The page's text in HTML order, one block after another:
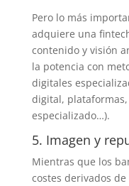
Pero lo más
adquiere una
contenido y visión
la potencia con
digitales
digital,
especializado…).
5. Imagen y
Mientras que los
costes derivados